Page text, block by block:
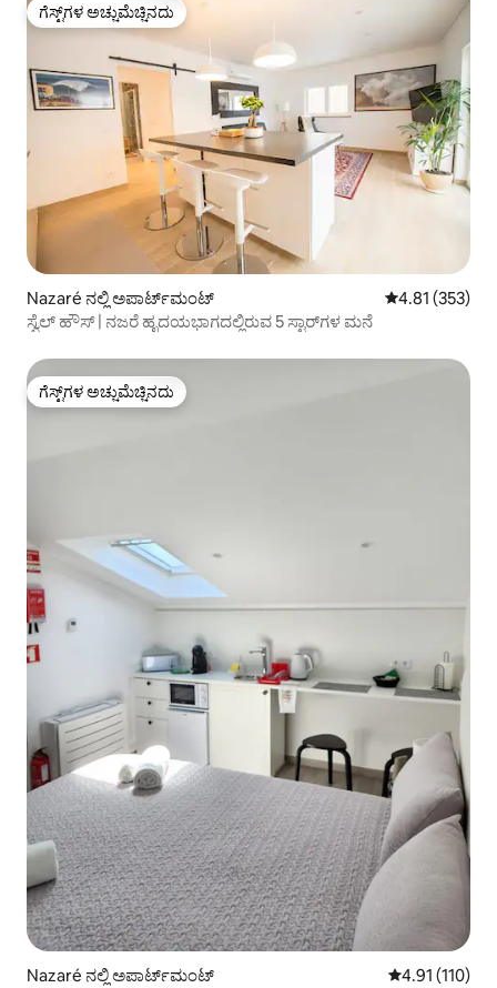
ಗೆಸ್ಟ್‌ಗಳ ಅಚ್ಚುಮೆಚ್ಚಿನದು
ಗೆಸ್ಟ್‌ಗಳ ಅಚ್ಚುಮೆಚ್ಚಿನದು
Nazaré ನಲ್ಲಿ ಅಪಾರ್ಟ್‌ಮಂಟ್ 5 ರಲ್ಲಿ 4.81
4.81 (353)
ಸ್ವೆಲ್ ಹೌಸ್ | ನಜರೆ ಹೃದಯಭಾಗದಲ್ಲಿರುವ 5 ಸ್ಟಾರ್‌ಗಳ ಮನೆ
ಗೆಸ್ಟ್‌ಗಳ ಅಚ್ಚುಮೆಚ್ಚಿನದು
ಗೆಸ್ಟ್‌ಗಳ ಅಚ್ಚುಮೆಚ್ಚಿನದು
Nazaré ನಲ್ಲಿ ಅಪಾರ್ಟ್‌ಮಂಟ್ 5 ರಲ್ಲಿ 4.91
4.91 (110)